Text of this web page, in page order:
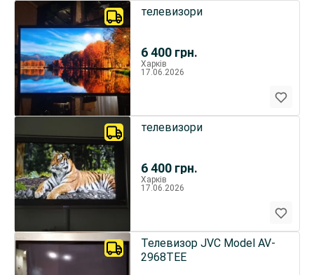
6 400 грн.
телевизори
Харків
17.06.2026
6 400 грн.
телевизори
Харків
17.06.2026
Телевизор JVC Model AV-
2968TEE